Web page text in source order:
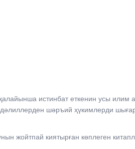
истинбат еткенин усы илим
шәръий ҳүкимлерди
жойтпай киятырған көплеген